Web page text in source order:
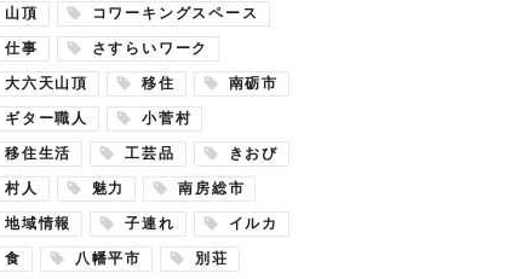
山頂 コワーキングスペース
仕事 さすらいワーク
大六天山頂 移住 南砺市
ギター職人 小菅村
移住生活 工芸品 きおび
村人 魅力 南房総市
地域情報 子連れ イルカ
食 八幡平市 別荘